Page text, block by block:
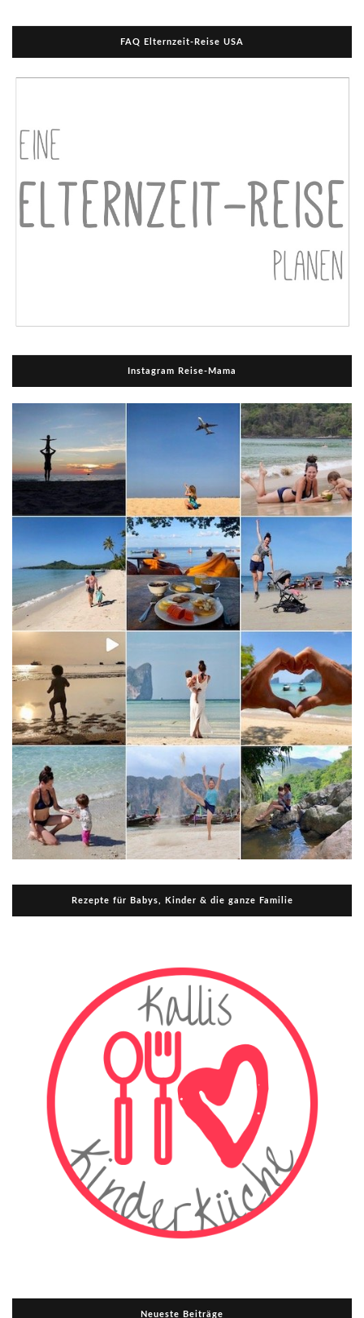
FAQ Elternzeit-Reise USA
Instagram Reise-Mama
Rezepte für Babys, Kinder & die ganze Familie
Neueste Beiträge